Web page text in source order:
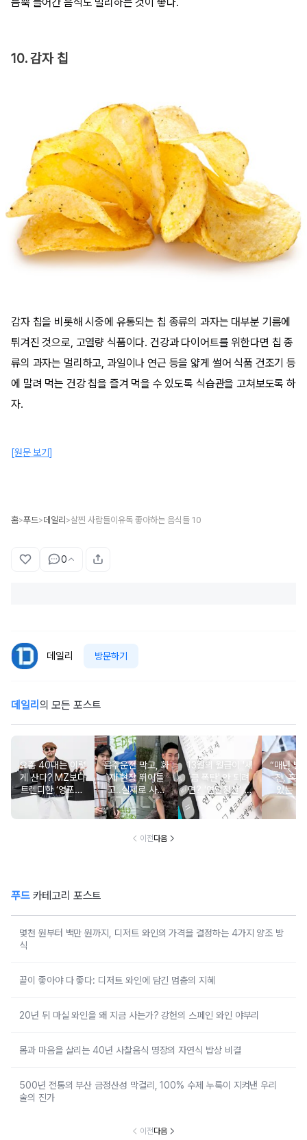
10. 감자 칩
감자 칩을 비롯해 시중에 유통되는 칩 종류의 과자는 대부분 기름에
튀겨진 것으로, 고열량 식품이다. 건강과 다이어트를 위한다면 칩 종
류의 과자는 멀리하고, 과일이나 연근 등을 얇게 썰어 식품 건조기 등
에 말려 먹는 건강 칩을 즐겨 먹을 수 있도록 식습관을 고쳐보도록 하
자.
[원문 보기]
홈>푸드>데일리 >살찐 사람들이유독 좋아하는 음식들 10
0
데일리 방문하기
데일리 의 모든 포스트
요즘 40대는 이렇
게 산다? MZ보다
트렌디한 ‘영포티’
분석
음주운전 막고, 화
재 현장 뛰어들
고..실제로 사람
구한 연예인 10
13월의 월급이 '세
금 폭탄' 안 되려
면? '연말정산' 핵
심 꿀팁 A to Z
“매년 받
진, 혹시
있는 건
요?”
이전다음
푸드카테고리 포스트
몇천 원부터 백만 원까지, 디저트 와인의 가격을 결정하는 4가지 양조 방
식
끝이 좋아야 다 좋다: 디저트 와인에 담긴 멈춤의 지혜
20년 뒤 마실 와인을 왜 지금 사는가? 강헌의 스페인 와인 야부리
몸과 마음을 살리는 40년 사찰음식 명장의 자연식 밥상 비결
500년 전통의 부산 금정산성 막걸리, 100% 수제 누룩이 지켜낸 우리
술의 진가
이전다음